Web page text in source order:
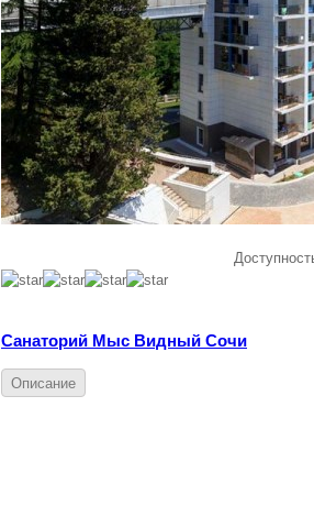
Санаторий Мыс Видный Сочи
Описание